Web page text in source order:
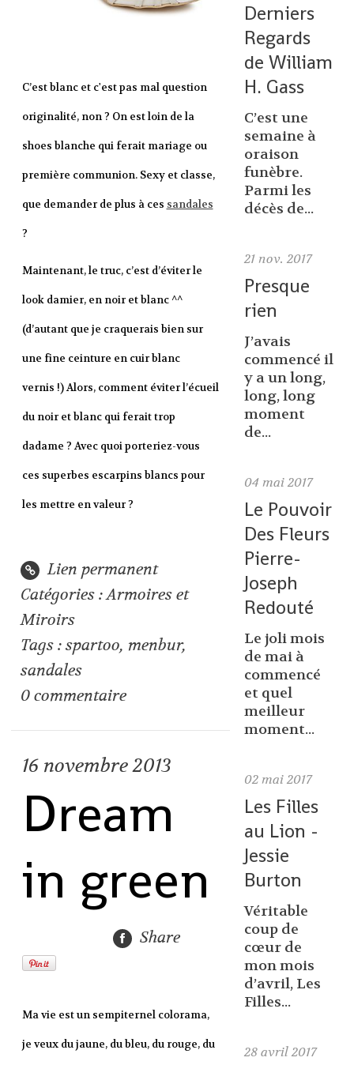
C’est blanc et c'est pas mal question
originalité, non ? On est loin de la
shoes blanche qui ferait mariage ou
première communion. Sexy et classe,
que demander de plus à ces sandales
?
Maintenant, le truc, c’est d’éviter le
look damier, en noir et blanc ^^
(d’autant que je craquerais bien sur
une fine ceinture en cuir blanc
vernis !) Alors, comment éviter l’écueil
du noir et blanc qui ferait trop
dadame ? Avec quoi porteriez-vous
ces superbes escarpins blancs pour
les mettre en valeur ?
Lien permanent
Catégories :Armoires et
Miroirs
Tags :spartoo, menbur,
sandales
0 commentaire
16 novembre 2013
Dream
in green
Share
Ma vie est un sempiternel colorama,
je veux du jaune, du bleu, du rouge, du
Derniers
Regards
de William
H. Gass
C’est une
semaine à
oraison
funèbre.
Parmi les
décès de...
21 nov. 2017
Presque
rien
J’avais
commencé il
y a un long,
long, long
moment
de...
04 mai 2017
Le Pouvoir
Des Fleurs
Pierre-
Joseph
Redouté
Le joli mois
de mai à
commencé
et quel
meilleur
moment...
02 mai 2017
Les Filles
au Lion -
Jessie
Burton
Véritable
coup de
cœur de
mon mois
d’avril, Les
Filles...
28 avril 2017